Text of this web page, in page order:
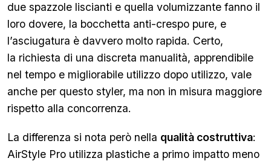
due spazzole liscianti e quella volumizzante fanno il
loro dovere, la bocchetta anti-crespo pure, e
l’asciugatura è davvero molto rapida. Certo,
la richiesta di una discreta manualità, apprendibile
nel tempo e migliorabile utilizzo dopo utilizzo, vale
anche per questo styler, ma non in misura maggiore
rispetto alla concorrenza.
La differenza si nota però nella qualità costruttiva:
AirStyle Pro utilizza plastiche a primo impatto meno